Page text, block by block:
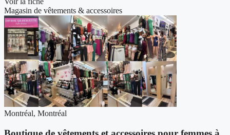
Magasin de vêtements & accessoires
Montréal, Montréal